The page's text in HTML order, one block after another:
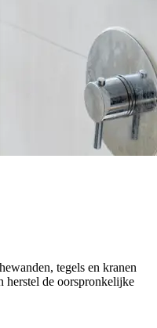
tegels en kranen
herstel de oorspronkelijke